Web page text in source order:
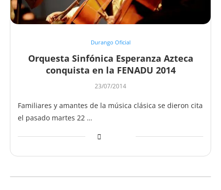
Durango Oficial
Orquesta Sinfónica Esperanza Azteca
conquista en la FENADU 2014
23/07/2014
Familiares y amantes de la música clásica se dieron cita
el pasado martes 22 …